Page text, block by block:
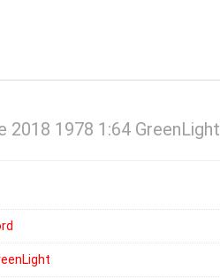
1978 1:64 GreenLight